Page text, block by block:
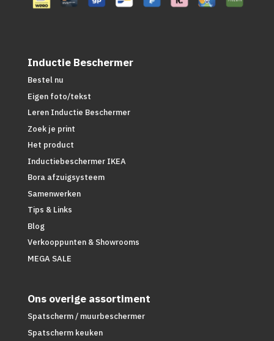
Inductie Beschermer
Bestel nu
Eigen foto/tekst
Leren Inductie Beschermer
Zoek je print
Het product
Inductiebeschermer IKEA
Bora afzuigsysteem
Samenwerken
Tips & Links
Blog
Verkooppunten & Showrooms
MEGA SALE
Ons overige assortiment
Spatscherm / muurbeschermer
Spatscherm keuken